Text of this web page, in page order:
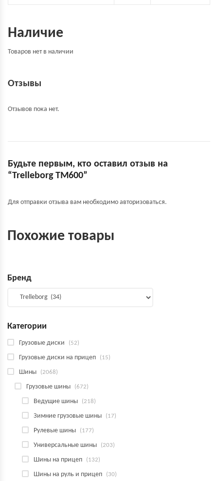
Наличие
Товаров нет в наличии
Отзывы
Отзывов пока нет.
Будьте первым, кто оставил отзыв на
“Trelleborg TM600”
Для отправки отзыва вам необходимо авторизоваться.
Похожие товары
Бренд
Категории
Грузовые диски (52)
Грузовые диски на прицеп (15)
Шины (2068)
Грузовые шины (672)
Ведущие шины (218)
Зимние грузовые шины (17)
Рулевые шины (177)
Универсальные шины (203)
Шины на прицеп (132)
Шины на руль и прицеп (30)